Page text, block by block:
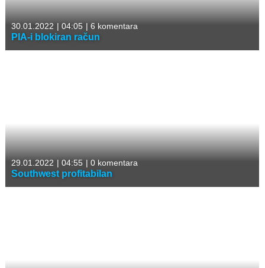
30.01.2022 | 04:05 | 6 komentara
PIA-i blokiran račun
29.01.2022 | 04:55 | 0 komentara
Southwest profitabilan